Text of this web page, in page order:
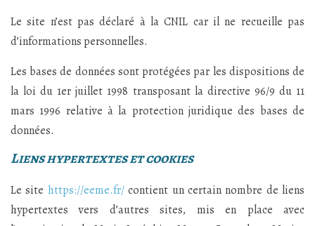
Le site n’est pas déclaré à la CNIL car il ne recueille pas
d’informations personnelles.
Les bases de données sont protégées par les dispositions de
la loi du 1er juillet 1998 transposant la directive 96/9 du 11
mars 1996 relative à la protection juridique des bases de
données.
Liens hypertextes et cookies
Le site https://eeme.fr/contient un certain nombre de liens
hypertextes vers d’autres sites, mis en place avec